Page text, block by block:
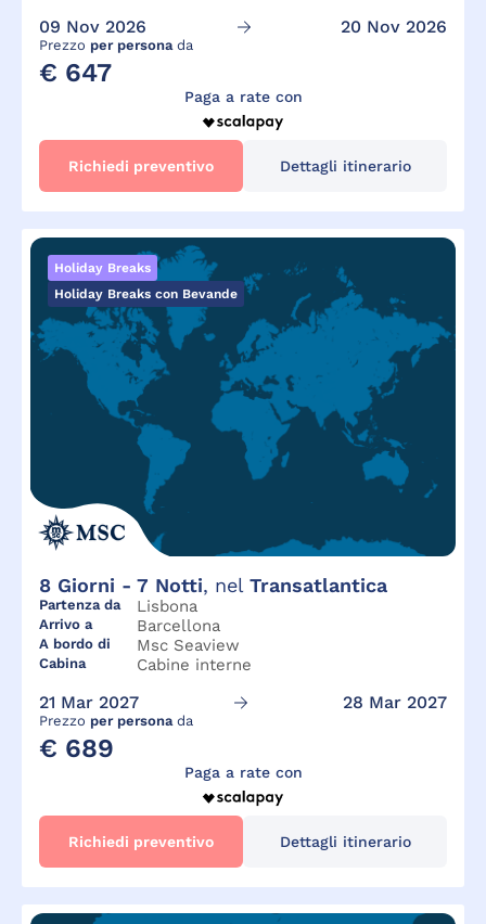
09 Nov 2026 20 Nov 2026
Prezzo per personada
€ 647
Paga a rate con
Richiedi preventivo Dettagli itinerario
Holiday Breaks
Holiday Breaks con Bevande
8 Giorni - 7 Notti, nel Transatlantica
Partenza da Lisbona
Arrivo a Barcellona
A bordo di Msc Seaview
Cabina Cabine interne
21 Mar 2027 28 Mar 2027
Prezzo per personada
€ 689
Paga a rate con
Richiedi preventivo Dettagli itinerario